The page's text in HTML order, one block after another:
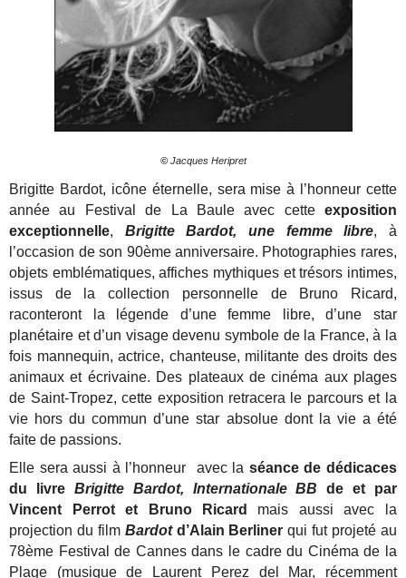
© Jacques Heripret
Brigitte Bardot, icône éternelle, sera mise à l’honneur cette
année au Festival de La Baule avec cetteexposition
exceptionnelle, Brigitte Bardot, une femme libre, à
l’occasion de son 90ème anniversaire. Photographies rares,
objets emblématiques, affiches mythiques et trésors intimes,
issus de la collection personnelle de Bruno Ricard,
raconteront la légende d’une femme libre, d’une star
planétaire et d’un visage devenu symbole de la France, à la
fois mannequin, actrice, chanteuse, militante des droits des
animaux et écrivaine. Des plateaux de cinéma aux plages
de Saint-Tropez, cette exposition retracera le parcours et la
vie hors du commun d’une star absolue dont la vie a été
faite de passions.
Elle sera aussi à l’honneur avec la séance de dédicaces
du livre Brigitte Bardot, Internationale BB de et par
Vincent Perrot et Bruno Ricard
mais aussi avec la
projection du film Bardotd’Alain Berliner qui fut projeté au
78ème Festival de Cannes dans le cadre du Cinéma de la
Plage
(musique de Laurent Perez del Mar, récemment